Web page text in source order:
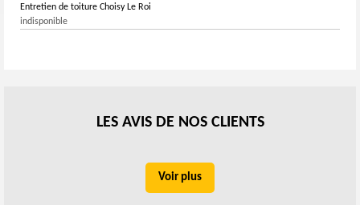
Entretien de toiture Choisy Le Roi
indisponible
LES AVIS DE NOS CLIENTS
Voir plus